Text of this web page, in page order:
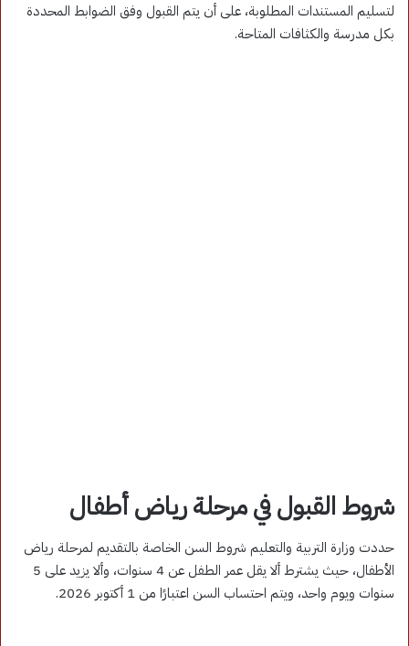
لتسليم المستندات المطلوبة، على أن يتم القبول وفق الضوابط المحددة
بكل مدرسة والكثافات المتاحة.
شروط القبول في مرحلة رياض أطفال
حددت وزارة التربية والتعليم شروط السن الخاصة بالتقديم لمرحلة رياض
الأطفال، حيث يشترط ألا يقل عمر الطفل عن 4 سنوات، وألا يزيد على 5
سنوات ويوم واحد، ويتم احتساب السن اعتبارًا من 1 أكتوبر 2026.